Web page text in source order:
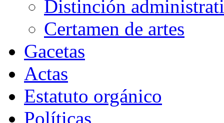
Distinción
Certamen de artes
Gacetas
Actas
Estatuto orgánico
Políticas